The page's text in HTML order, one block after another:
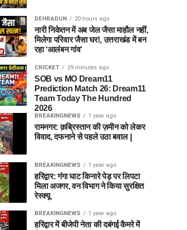
DEHRADUN 20 hours ago
नारी निकेतन में अब जेल जैसा माहौल नहीं,
मिलेगा परिवार जैसा घर!, उत्तराखंड में बन
रहा ‘आलंबन गांव’
CRICKET 29 minutes ago
SOB vs MO Dream11
Prediction Match 26: Dream11
Team Today The Hundred
2026
BREAKINGNEWS 1 year ago
रामनगर: क़ब्रिस्तान की ज़मीन को लेकर
विवाद, दफनाने से पहले उठा बवाल |
BREAKINGNEWS 1 year ago
हरिद्वार: गंगा घाट किनारे पेड़ पर लिपटा
मिला अजगर, वन विभाग ने किया सुरक्षित
रेस्क्यू
BREAKINGNEWS 1 year ago
हरिद्वार में बीजेपी नेता की दबंगई कैमरे में